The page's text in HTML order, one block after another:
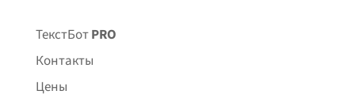
ТекстБотPRO
Контакты
Цены